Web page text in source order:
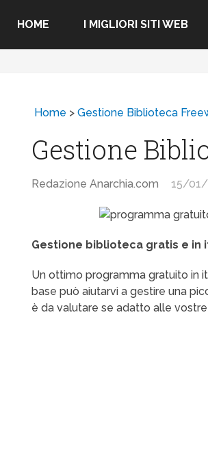
HOME I MIGLIORI SITI WEB
Home >Gestione Biblioteca
Gestione
Redazione Anarchia.com 15/
Gestione biblioteca gratis e in
Un ottimo programma gratuito in
base può aiutarvi a gestire una
è da valutare se adatto alle